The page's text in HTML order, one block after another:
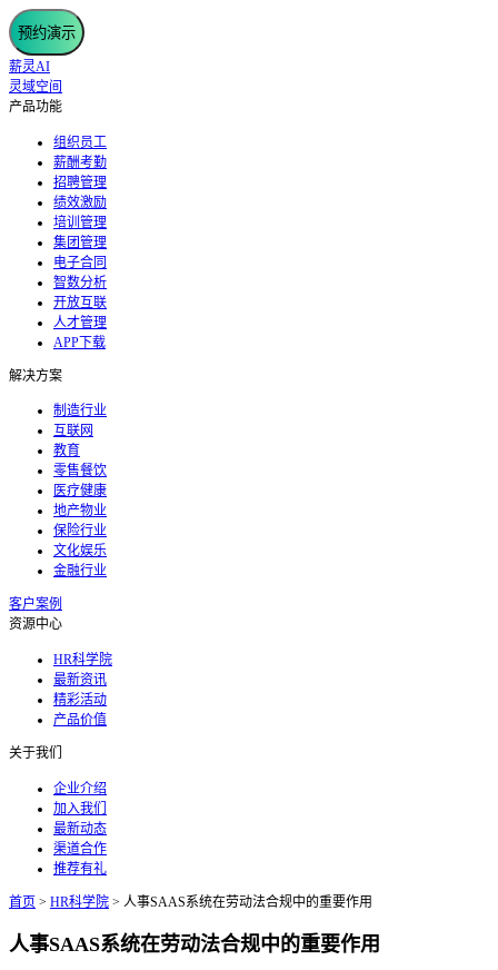
预约演示
薪灵AI
灵域空间
产品功能
组织员工
薪酬考勤
招聘管理
绩效激励
培训管理
集团管理
电子合同
智数分析
开放互联
人才管理
APP下载
解决方案
制造行业
互联网
教育
零售餐饮
医疗健康
地产物业
保险行业
文化娱乐
金融行业
客户案例
资源中心
HR科学院
最新资讯
精彩活动
产品价值
关于我们
企业介绍
加入我们
最新动态
渠道合作
推荐有礼
首页 > HR科学院 > 人事SAAS系统在劳动法合规中的重要作用
人事SAAS系统在劳动法合规中的重要作用